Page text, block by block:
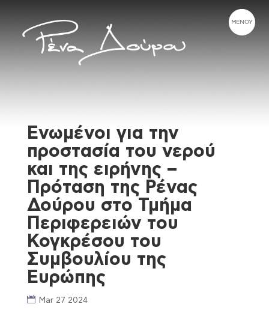
Ενωμένοι για την
προστασία του νερού
και της ειρήνης –
Πρόταση της Ρένας
Δούρου στο Τμήμα
Περιφερειών του
Κογκρέσου του
Συμβουλίου της
Ευρώπης
Mar 27 2024